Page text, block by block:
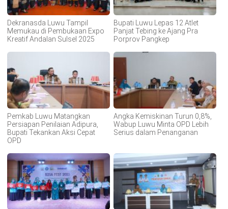
Dekranasda Luwu Tampil
Memukau di Pembukaan Expo
Kreatif Andalan Sulsel 2025
Bupati Luwu Lepas 12 Atlet
Panjat Tebing ke Ajang Pra
Porprov Pangkep
Pemkab Luwu Matangkan
Persiapan Penilaian Adipura,
Bupati Tekankan Aksi Cepat
OPD
Angka Kemiskinan Turun 0,8%,
Wabup Luwu Minta OPD Lebih
Serius dalam Penanganan